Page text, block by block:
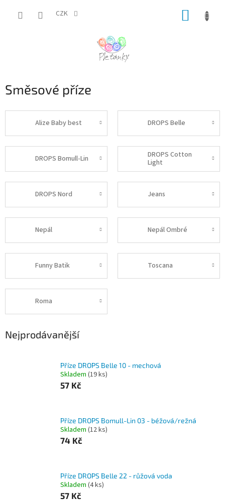
CZK
Směsové příze
Alize Baby best DROPS Belle
DROPS Bomull-Lin
DROPS Cotton
Light
DROPS Nord Jeans
Nepál Nepál Ombré
Funny Batik Toscana
Roma
Nejprodávanější
Příze DROPS Belle 10 - mechová
Skladem (19 ks)
57 Kč
Příze DROPS Bomull-Lin 03 - béžová/režná
Skladem (12 ks)
74 Kč
Příze DROPS Belle 22 - růžová voda
Skladem (4 ks)
57 Kč